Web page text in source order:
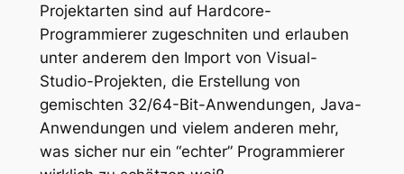
Projektarten sind auf Hardcore-
Programmierer zugeschniten und erlauben
unter anderem den Import von Visual-
Studio-Projekten, die Erstellung von
gemischten 32/64-Bit-Anwendungen, Java-
Anwendungen und vielem anderen mehr,
was sicher nur ein “echter” Programmierer